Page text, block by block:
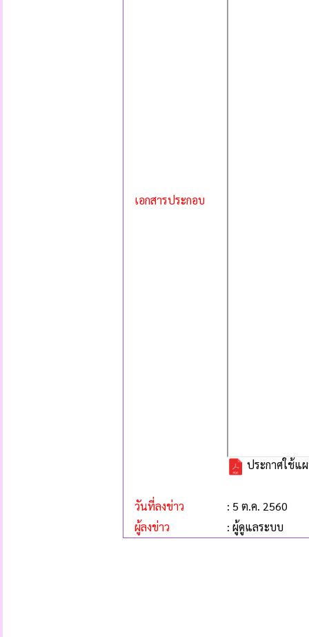
เอกสารประกอบ
ประกาศใช้แ
วันที่ลงข่าว
: 5 ต.ค. 2560
ผู้ลงข่าว
: ผู้ดูแลระบบ